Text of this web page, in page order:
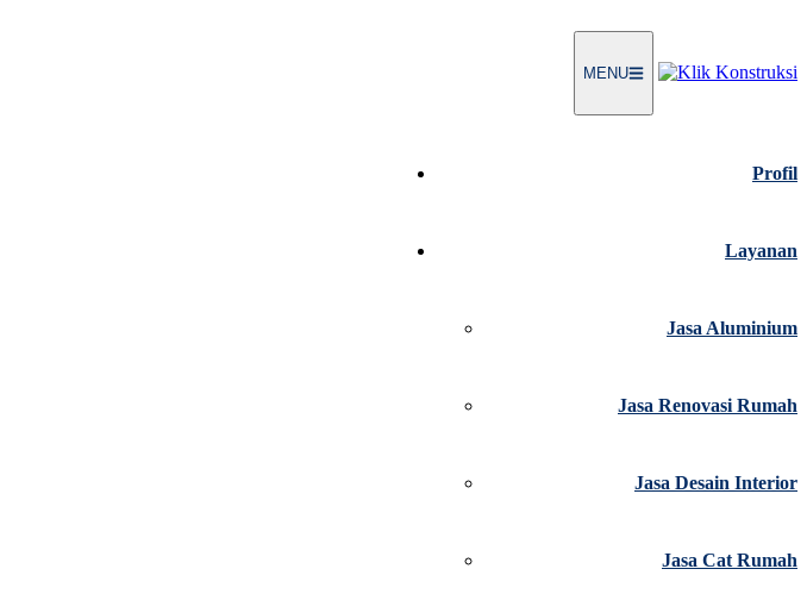
MENU
Profil
Layanan
Jasa Aluminium
Jasa Renovasi Rumah
Jasa Desain Interior
Jasa Cat Rumah